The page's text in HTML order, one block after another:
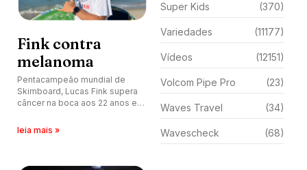
Fink contra
melanoma
Pentacampeão mundial de
Skimboard, Lucas Fink supera
câncer na boca aos 22 anos e
labial no esporte.
leia mais »
Super Kids (370)
Variedades (11177)
Vídeos (12151)
Volcom Pipe Pro (23)
Waves Travel (34)
Wavescheck (68)